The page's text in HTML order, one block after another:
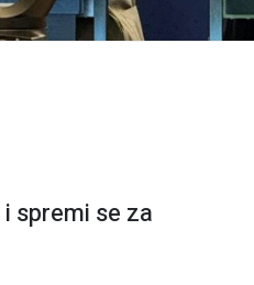
spremi se za